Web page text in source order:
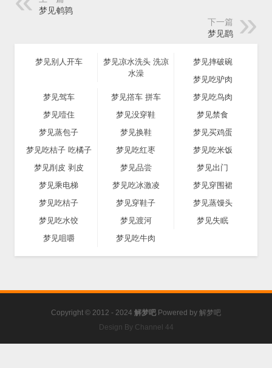
梦见鹌鹑
下一篇
梦见鹞
梦见别人开车
梦见凉水洗头 洗凉
水澡
梦见摔破碗
梦见吃驴肉
梦见驾车
梦见撘车 拼车
梦见吃鸟肉
梦见噎住
梦见没穿鞋
梦见禁食
梦见蒸包子
梦见换鞋
梦见买鸡蛋
梦见吃桔子 吃橘子
梦见吃红枣
梦见吃米饭
梦见削皮 剥皮
梦见品尝
梦见出门
梦见乘电梯
梦见吃冰激凌
梦见穿围裙
梦见吃桔子
梦见穿鞋子
梦见蒸馒头
梦见吃水饺
梦见渡河
梦见失眠
梦见咀嚼
梦见吃牛肉
Copyright © 2012 - 2024 解梦吧 Powered by 解梦吧
Design By Channel 44